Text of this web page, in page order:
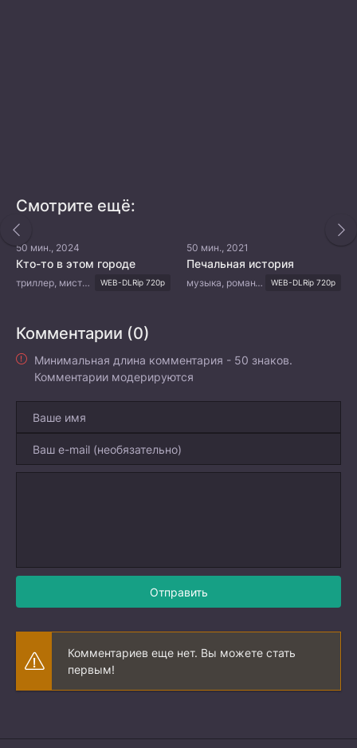
Смотрите ещё:
50 мин., 2024
Кто-то в этом городе
триллер, мистика WEB-DLRip 720p
50 мин., 2021
Печальная история
музыка, романтика, повседневность, мелодрама WEB-DLRip 720p
Комментарии (0)
Минимальная длина комментария - 50 знаков.
Комментарии модерируются
Отправить
Комментариев еще нет. Вы можете стать
первым!